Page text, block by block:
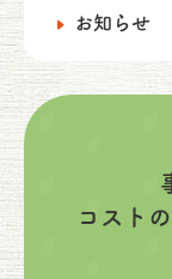
お知らせ
コスト